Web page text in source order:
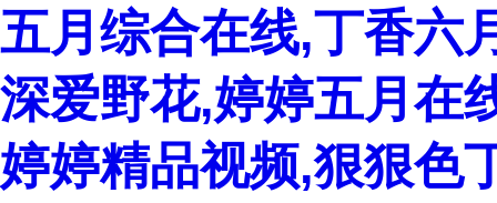
五月综合在线,丁香六
深爱野花,婷婷五月在
婷婷精品视频,狠狠色